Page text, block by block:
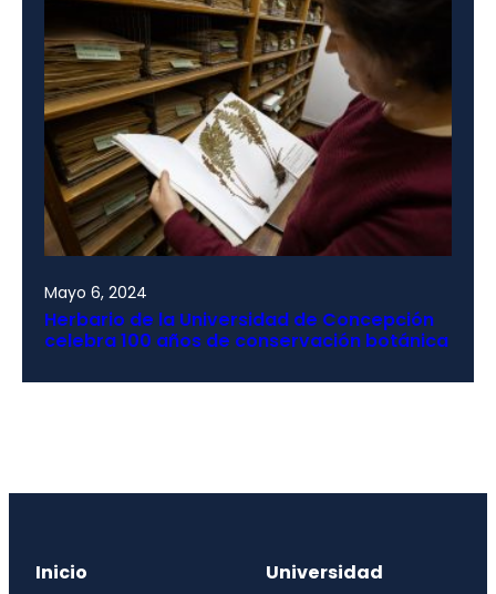
Mayo 6, 2024
Herbario de la Universidad de Concepción
celebra 100 años de conservación botánica
Inicio Universidad